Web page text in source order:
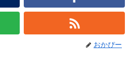
おかぴー